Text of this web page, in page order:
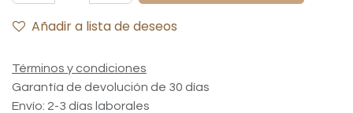
Añadir a lista de deseos
Términos y condiciones
Garantía de devolución de 30 días
Envío: 2-3 días laborales